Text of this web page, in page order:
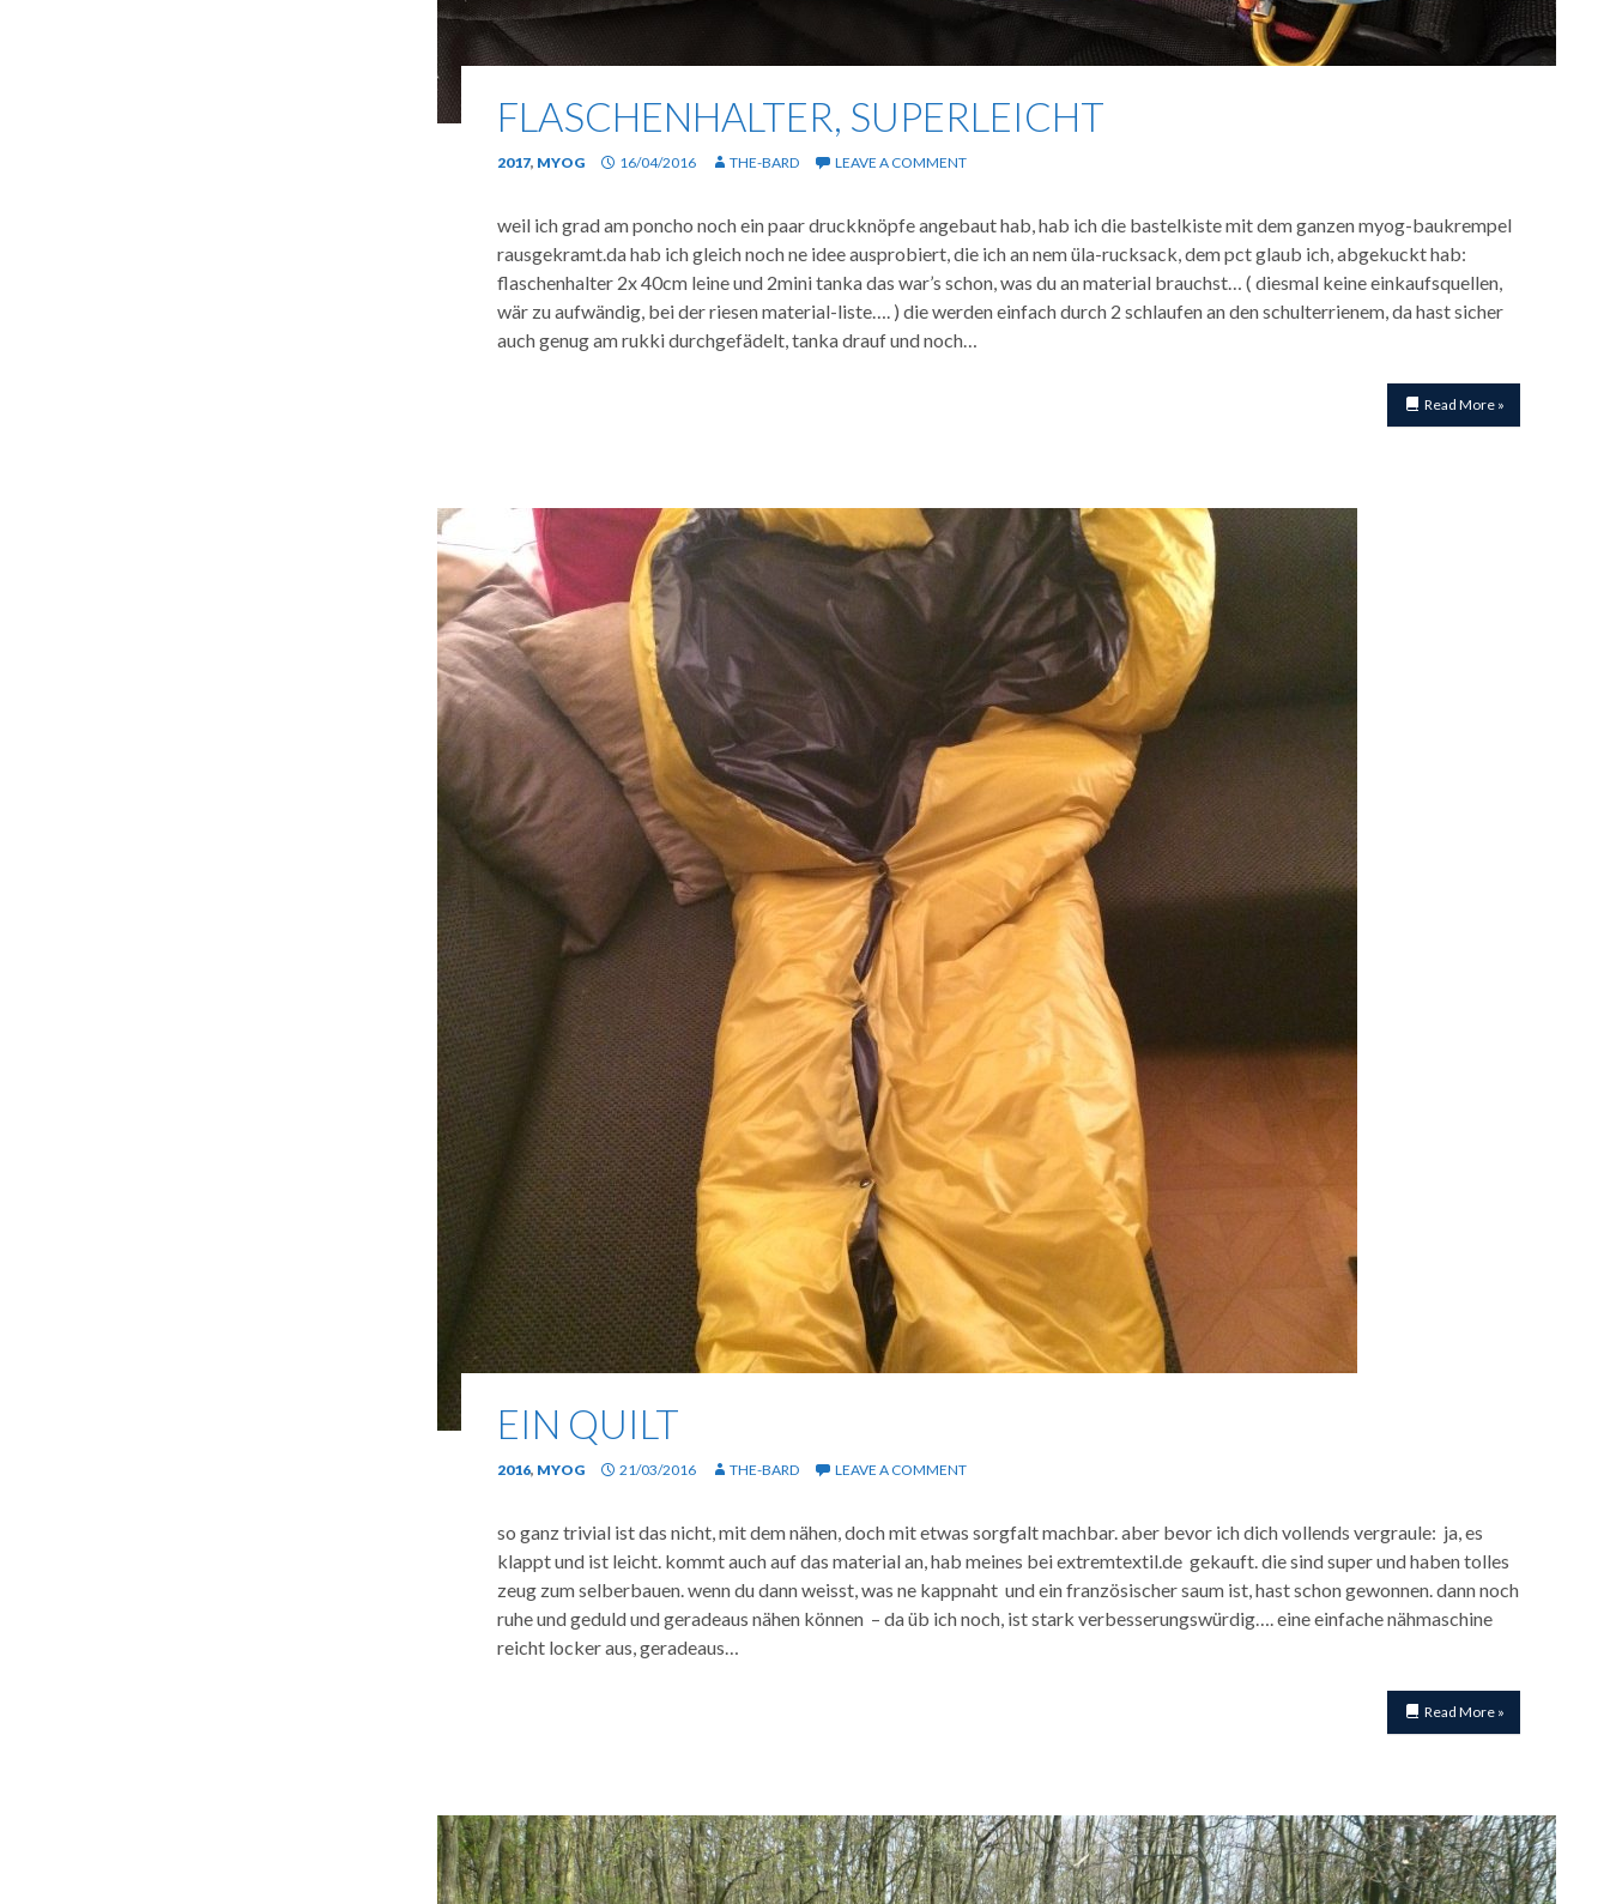
FLASCHENHALTER, SUPERLEICHT
2017, MYOG 16/04/2016 THE-BARD LEAVE A COMMENT
weil ich grad am poncho noch ein paar druckknöpfe angebaut hab, hab ich die bastelkiste mit dem ganzen myog-baukrempel
rausgekramt.da hab ich gleich noch ne idee ausprobiert, die ich an nem üla-rucksack, dem pct glaub ich, abgekuckt hab:
flaschenhalter 2x 40cm leine und 2mini tanka das war’s schon, was du an material brauchst… ( diesmal keine einkaufsquellen,
wär zu aufwändig, bei der riesen material-liste…. ) die werden einfach durch 2 schlaufen an den schulterrienem, da hast sicher
auch genug am rukki durchgefädelt, tanka drauf und noch…
Read More »
EIN QUILT
2016, MYOG 21/03/2016 THE-BARD LEAVE A COMMENT
so ganz trivial ist das nicht, mit dem nähen, doch mit etwas sorgfalt machbar. aber bevor ich dich vollends vergraule: ja, es
klappt und ist leicht. kommt auch auf das material an, hab meines bei extremtextil.de gekauft. die sind super und haben tolles
zeug zum selberbauen. wenn du dann weisst, was ne kappnaht und ein französischer saum ist, hast schon gewonnen. dann noch
ruhe und geduld und geradeaus nähen können – da üb ich noch, ist stark verbesserungswürdig…. eine einfache nähmaschine
reicht locker aus, geradeaus…
Read More »